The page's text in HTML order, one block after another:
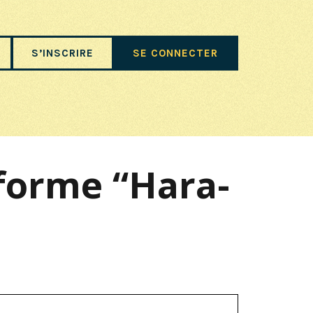
S’INSCRIRE SE CONNECTER
“Hara-